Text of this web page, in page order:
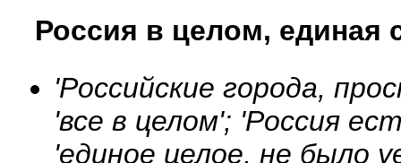
Россия в целом, единая
'Российские города,
'все в целом'; 'Россия
'единое целое, не было